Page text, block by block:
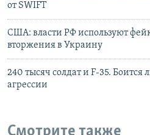
от SWIFT
США: власти РФ используют
вторжения в Украину
240 тысяч солдат и F-35.
агрессии